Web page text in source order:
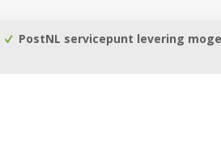
PostNL servicepunt levering